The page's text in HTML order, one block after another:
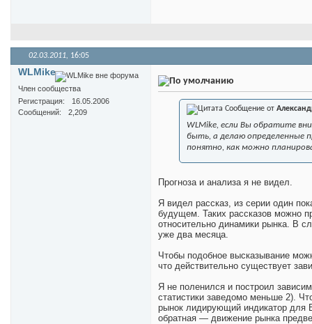
02.03.2011, 16:05
WLMike
Член сообщества
Регистрация
16.05.2006
Сообщений
2,209 Сообщение от
WLMike, если Вы обратите
быть, а делаю определенные
понятно, как можно
Прогноза и анализа я не видел.
Я видел рассказ, из серии один
будущем. Таких рассказов можно
относительно динамики рынка. В
уже два месяца.
Чтобы подобное высказывание
что действительно существует
Я не поленился и построил
статистики заведомо меньше 2).
рынок лидирующий индикатор для
обратная — движение рынка